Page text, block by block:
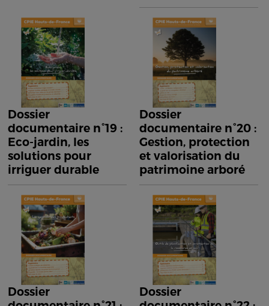
Dossier
documentaire n°19 :
Eco-jardin, les
solutions pour
irriguer durable
Dossier
documentaire n°20 :
Gestion, protection
et valorisation du
patrimoine arboré
Dossier
Dossier